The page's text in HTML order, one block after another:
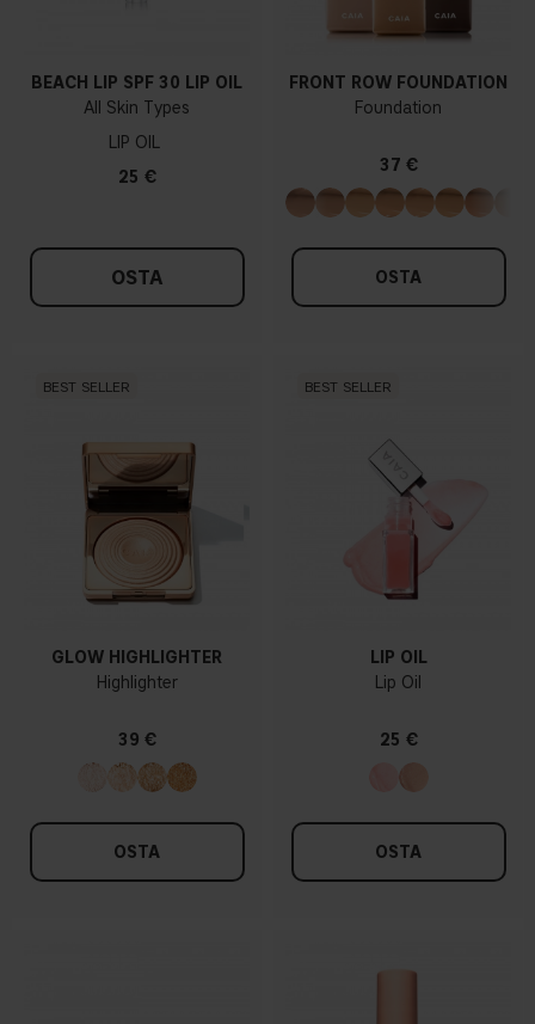
BEACH LIP SPF 30 LIP OIL
All Skin Types
LIP OIL
25 €
OSTA
FRONT ROW FOUNDATION
Foundation
37 €
OSTA
BEST SELLER
GLOW HIGHLIGHTER
Highlighter
39 €
OSTA
BEST SELLER
LIP OIL
Lip Oil
25 €
OSTA